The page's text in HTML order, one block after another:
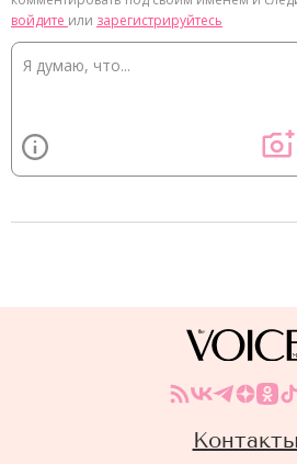
войдите или зарегистрируйтесь
Контакты